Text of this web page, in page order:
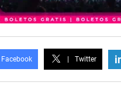
Facebook Twitter